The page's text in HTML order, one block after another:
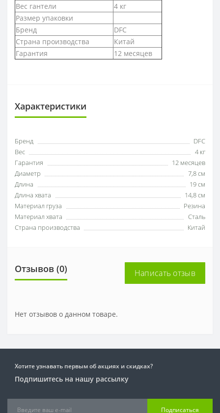
Вес гантели
4 кг
Размер упаковки
Бренд
DFC
Страна производства
Китай
Гарантия
12 месяцев
Характеристики
Бренд
DFC
Вес
4 кг
Гарантия
12 месяцев
Диаметр
7,8 см
Длина
19 см
Длина хвата
14,8 см
Материал груза
Резина
Материал хвата
Сталь
Страна производства
Китай
Отзывов (0) Написать отзыв
Нет отзывов о данном товаре.
Хотите узнавать первым об акциях и скидках?
Подпишитесь на нашу рассылку
Подписаться